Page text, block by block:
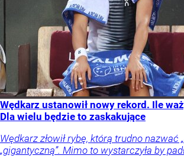
Wędkarz ustanowił nowy rekord. Ile
Dla wielu będzie to zaskakujące
Wędkarz złowił rybę, którą trudno nazwać
„gigantyczną”. Mimo to wystarczyła by